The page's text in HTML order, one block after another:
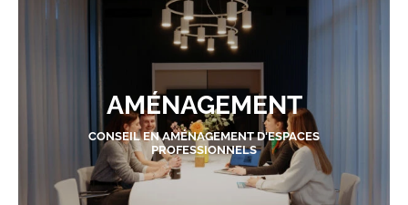
AMÉNAGEMENT
CONSEIL EN AMÉNAGEMENT D'ESPACES
PROFESSIONNELS